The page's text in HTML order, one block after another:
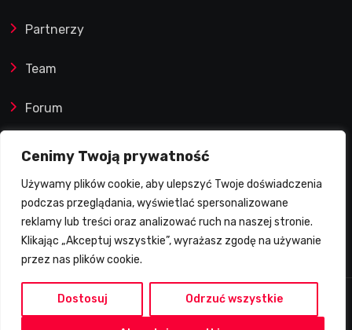
Cenimy Twoją prywatność
Używamy plików cookie, aby ulepszyć Twoje doświadczenia
podczas przeglądania, wyświetlać spersonalizowane
reklamy lub treści oraz analizować ruch na naszej stronie.
Klikając „Akceptuj wszystkie”, wyrażasz zgodę na używanie
przez nas plików cookie.
Dostosuj Odrzuć wszystkie
Partnerzy
Team
Forum
Reklamy i współprace
Prawa autorskie
Polityka Prywatności